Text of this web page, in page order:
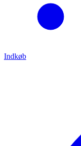
Indkøb